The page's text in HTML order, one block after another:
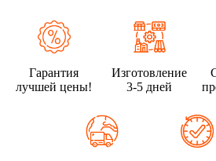
Гарантия
лучшей цены!
Изготовление
3-5 дней